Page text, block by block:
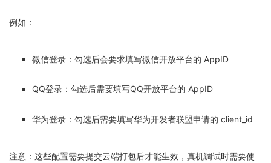
例如：
微信登录：勾选后会要求填写微信开放平台的 AppID
QQ登录：勾选后需要填写QQ开放平台的 AppID
华为登录：勾选后需要填写华为开发者联盟申请的 client_id
注意：这些配置需要提交云端打包后才能生效，真机调试时需要使